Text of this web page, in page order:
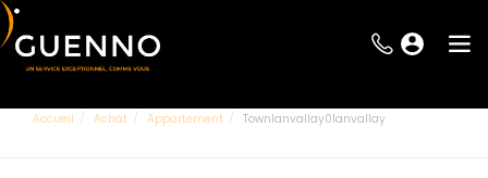
Accueil Achat Appartement Townlanvallay0lanvallay